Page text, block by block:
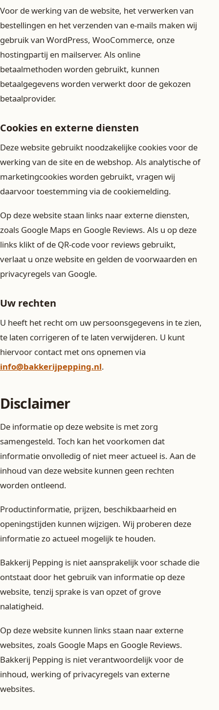
Voor de werking van de website, het verwerken van
bestellingen en het verzenden van e-mails maken wij
gebruik van WordPress, WooCommerce, onze
hostingpartij en mailserver. Als online
betaalmethoden worden gebruikt, kunnen
betaalgegevens worden verwerkt door de gekozen
betaalprovider.
Cookies en externe diensten
Deze website gebruikt noodzakelijke cookies voor de
werking van de site en de webshop. Als analytische of
marketingcookies worden gebruikt, vragen wij
daarvoor toestemming via de cookiemelding.
Op deze website staan links naar externe diensten,
zoals Google Maps en Google Reviews. Als u op deze
links klikt of de QR-code voor reviews gebruikt,
verlaat u onze website en gelden de voorwaarden en
privacyregels van Google.
Uw rechten
U heeft het recht om uw persoonsgegevens in te zien,
te laten corrigeren of te laten verwijderen. U kunt
hiervoor contact met ons opnemen via
info@bakkerijpepping.nl.
Disclaimer
De informatie op deze website is met zorg
samengesteld. Toch kan het voorkomen dat
informatie onvolledig of niet meer actueel is. Aan de
inhoud van deze website kunnen geen rechten
worden ontleend.
Productinformatie, prijzen, beschikbaarheid en
openingstijden kunnen wijzigen. Wij proberen deze
informatie zo actueel mogelijk te houden.
Bakkerij Pepping is niet aansprakelijk voor schade die
ontstaat door het gebruik van informatie op deze
website, tenzij sprake is van opzet of grove
nalatigheid.
Op deze website kunnen links staan naar externe
websites, zoals Google Maps en Google Reviews.
Bakkerij Pepping is niet verantwoordelijk voor de
inhoud, werking of privacyregels van externe
websites.